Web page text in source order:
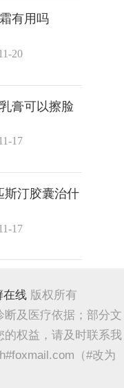
有用吗
20
膏可以擦脸
17
斯汀胶囊治什
17
在线 版权所有
及医疗依据；部分文
权益，请及时联系我
（#改为